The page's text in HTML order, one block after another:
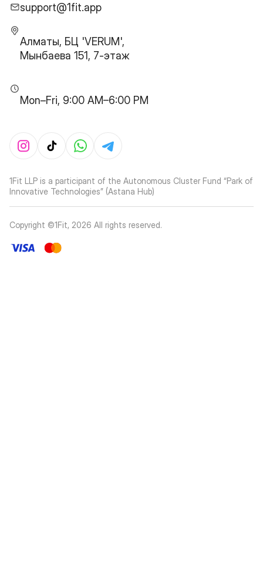
support@1fit.app
Алматы, БЦ 'VERUM',
Мынбаева 151, 7-этаж
Mon–Fri, 9:00 AM–6:00 PM
1Fit LLP is a participant of the Autonomous Cluster Fund “Park of
Innovative Technologies” (Astana Hub)
Copyright ©1Fit, 2026 All rights reserved.